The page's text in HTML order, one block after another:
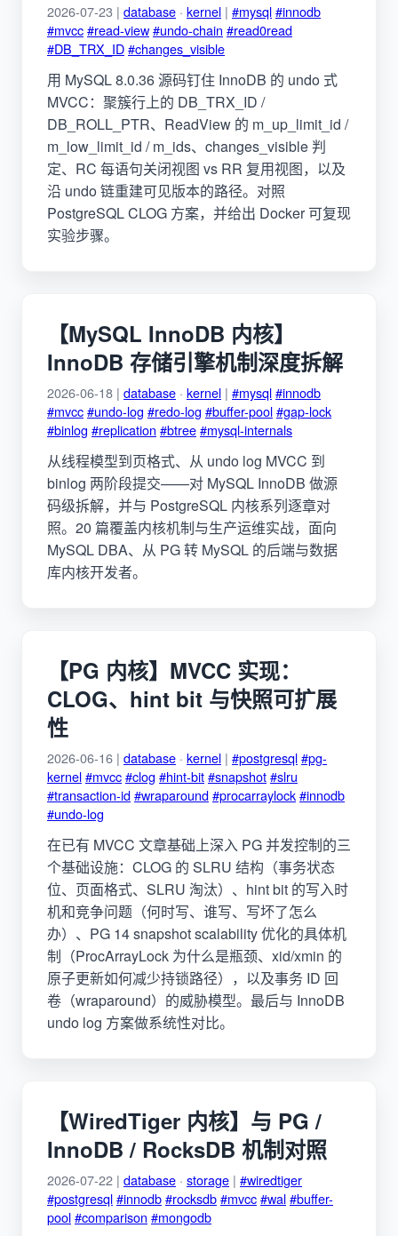
2026-07-23 | database · kernel | #mysql#innodb
#mvcc#read-view#undo-chain #read0read
#DB_TRX_ID#changes_visible
用 MySQL 8.0.36 源码钉住 InnoDB 的 undo 式
MVCC：聚簇行上的 DB_TRX_ID /
DB_ROLL_PTR、ReadView 的 m_up_limit_id /
m_low_limit_id / m_ids、changes_visible 判
定、RC 每语句关闭视图 vs RR 复用视图，以及
沿 undo 链重建可见版本的路径。对照
PostgreSQL CLOG 方案，并给出 Docker 可复现
实验步骤。
【MySQL InnoDB 内核】
InnoDB 存储引擎机制深度拆解
2026-06-18 | database · kernel | #mysql#innodb
#mvcc#undo-log #redo-log #buffer-pool#gap-lock
#binlog #replication #btree#mysql-internals
从线程模型到页格式、从 undo log MVCC 到
binlog 两阶段提交——对 MySQL InnoDB 做源
码级拆解，并与 PostgreSQL 内核系列逐章对
照。20 篇覆盖内核机制与生产运维实战，面向
MySQL DBA、从 PG 转 MySQL 的后端与数据
库内核开发者。
【PG 内核】MVCC 实现：
CLOG、hint bit 与快照可扩展
性
2026-06-16 | database · kernel | #postgresql#pg-
kernel#mvcc#clog #hint-bit#snapshot#slru
#transaction-id#wraparound#procarraylock#innodb
#undo-log
在已有 MVCC 文章基础上深入 PG 并发控制的三
个基础设施：CLOG 的 SLRU 结构（事务状态
位、页面格式、SLRU 淘汰）、hint bit 的写入时
机和竞争问题（何时写、谁写、写坏了怎么
办）、PG 14 snapshot scalability 优化的具体机
制（ProcArrayLock 为什么是瓶颈、xid/xmin 的
原子更新如何减少持锁路径），以及事务 ID 回
卷（wraparound）的威胁模型。最后与 InnoDB
undo log 方案做系统性对比。
【WiredTiger 内核】与 PG /
InnoDB / RocksDB 机制对照
2026-07-22 | database · storage | #wiredtiger
#postgresql#innodb#rocksdb#mvcc#wal#buffer-
pool#comparison #mongodb